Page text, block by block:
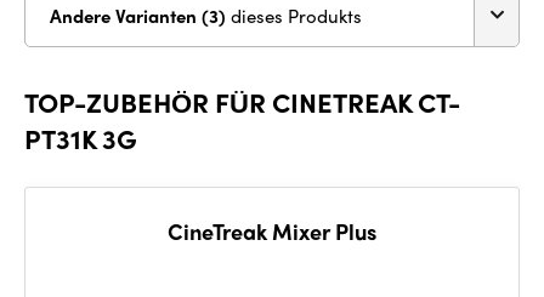
Andere Varianten (3) dieses Produkts
TOP-ZUBEHÖR FÜR CINETREAK CT-
PT31K 3G
CineTreak Mixer Plus